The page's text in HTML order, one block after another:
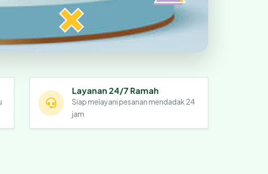
Layanan 24/7 Ramah
Siap melayani pesanan mendadak 24
jam